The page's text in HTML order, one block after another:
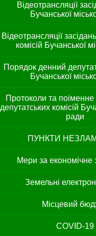
Відеотрансляції
Бучанської
Відеотрансляції
комісій Бучанської
Порядок денний
Бучанської
Протоколи та
депутатських комісій
ради
ПУНКТИ
Мери за економічне
Земельні
Місцевий
COVID-19